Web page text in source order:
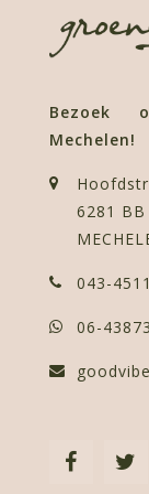
Bezoek
Mechelen!
6281 BB
043-
06-